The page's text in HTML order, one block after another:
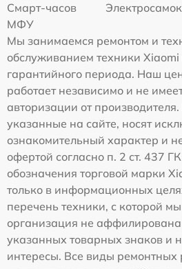
Смарт-часов
МФУ
Мы занимаемся ремонтом и
обслуживанием техники Xiaomi
гарантийного периода. Наш
работает независимо и не
авторизации от
указанные на сайте, носят
ознакомительный характер и
офертой согласно п. 2 ст. 437
обозначения торговой марки
только в информационных
перечень техники, с которой
организация не
указанных товарных знаков и
интересы. Все виды ремонтных